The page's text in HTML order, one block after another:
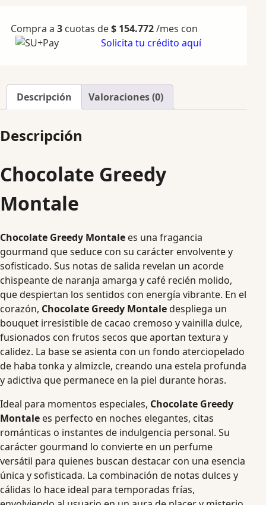
Compra a 3 cuotas de$ 154.772/mes con
Solicita tu crédito aquí
Descripción Valoraciones (0)
Descripción
Chocolate Greedy
Montale
Chocolate Greedy Montale es una fragancia
gourmand que seduce con su carácter envolvente y
sofisticado. Sus notas de salida revelan un acorde
chispeante de naranja amarga y café recién molido,
que despiertan los sentidos con energía vibrante. En el
corazón, Chocolate Greedy Montaledespliega un
bouquet irresistible de cacao cremoso y vainilla dulce,
fusionados con frutos secos que aportan textura y
calidez. La base se asienta con un fondo aterciopelado
de haba tonka y almizcle, creando una estela profunda
y adictiva que permanece en la piel durante horas.
Ideal para momentos especiales, Chocolate Greedy
Montale es perfecto en noches elegantes, citas
románticas o instantes de indulgencia personal. Su
carácter gourmand lo convierte en un perfume
versátil para quienes buscan destacar con una esencia
única y sofisticada. La combinación de notas dulces y
cálidas lo hace ideal para temporadas frías,